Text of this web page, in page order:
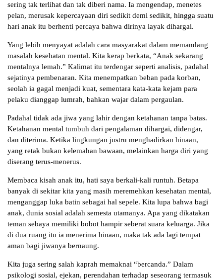
sering tak terlihat dan tak diberi nama. Ia mengendap, menetes
pelan, merusak kepercayaan diri sedikit demi sedikit, hingga suatu
hari anak itu berhenti percaya bahwa dirinya layak dihargai.
Yang lebih menyayat adalah cara masyarakat dalam memandang
masalah kesehatan mental. Kita kerap berkata, “Anak sekarang
mentalnya lemah.” Kalimat itu terdengar seperti analisis, padahal
sejatinya pembenaran. Kita menempatkan beban pada korban,
seolah ia gagal menjadi kuat, sementara kata-kata kejam para
pelaku dianggap lumrah, bahkan wajar dalam pergaulan.
Padahal tidak ada jiwa yang lahir dengan ketahanan tanpa batas.
Ketahanan mental tumbuh dari pengalaman dihargai, didengar,
dan diterima. Ketika lingkungan justru menghadirkan hinaan,
yang retak bukan kelemahan bawaan, melainkan harga diri yang
diserang terus-menerus.
Membaca kisah anak itu, hati saya berkali-kali runtuh. Betapa
banyak di sekitar kita yang masih meremehkan kesehatan mental,
menganggap luka batin sebagai hal sepele. Kita lupa bahwa bagi
anak, dunia sosial adalah semesta utamanya. Apa yang dikatakan
teman sebaya memiliki bobot hampir seberat suara keluarga. Jika
di dua ruang itu ia menerima hinaan, maka tak ada lagi tempat
aman bagi jiwanya bernaung.
Kita juga sering salah kaprah memaknai “bercanda.” Dalam
psikologi sosial, ejekan, perendahan terhadap seseorang termasuk